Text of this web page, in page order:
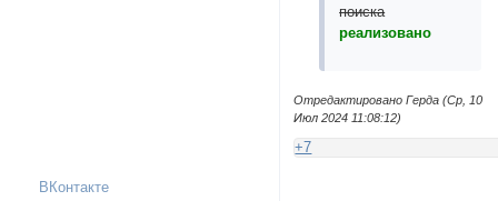
поиска
реализовано
Отредактировано Герда (Ср, 10
Июл 2024 11:08:12)
+7
ВКонтакте